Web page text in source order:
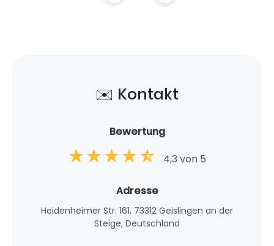
✉️ Kontakt
Bewertung
4,3 von 5
Adresse
Heidenheimer Str. 161, 73312 Geislingen an der
Steige, Deutschland